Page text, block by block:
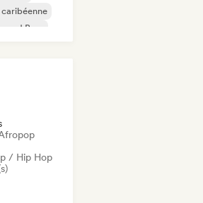
and Bass
/ Hip Hop